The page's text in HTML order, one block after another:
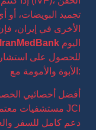
الأخرى في إيران،
IranMedBank
للحصول على
الأبوة والأمومة مع:
✔ أفضل أخصائيي
✔ مستشفيات معتمدة من JCI
✔ دعم كامل للسفر